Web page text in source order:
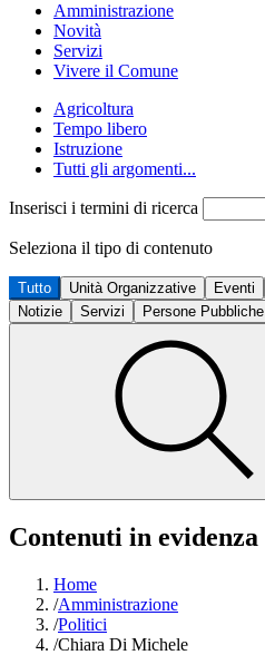
Amministrazione
Novità
Servizi
Vivere il Comune
Agricoltura
Tempo libero
Istruzione
Tutti gli argomenti...
Inserisci i termini di ricerca
Seleziona il tipo di contenuto
Tutto Unità Organizzative Eventi
Notizie
Servizi Persone Pubbliche
Contenuti in evidenza
Home
/Amministrazione
/Politici
/Chiara Di Michele